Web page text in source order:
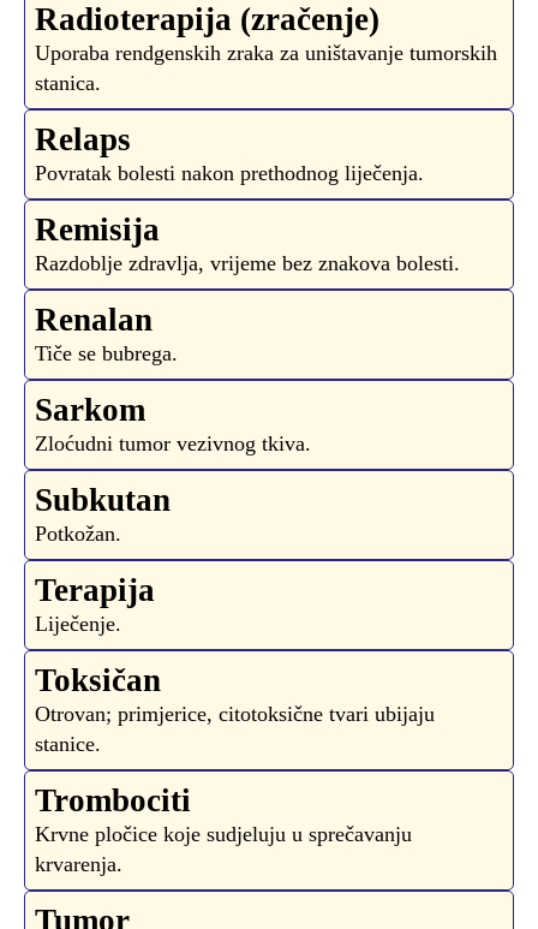
Radioterapija (zračenje)
Uporaba rendgenskih zraka za uništavanje tumorskih
stanica.
Relaps
Povratak bolesti nakon prethodnog liječenja.
Remisija
Razdoblje zdravlja, vrijeme bez znakova bolesti.
Renalan
Tiče se bubrega.
Sarkom
Zloćudni tumor vezivnog tkiva.
Subkutan
Potkožan.
Terapija
Liječenje.
Toksičan
Otrovan; primjerice, citotoksične tvari ubijaju
stanice.
Trombociti
Krvne pločice koje sudjeluju u sprečavanju
krvarenja.
Tumor